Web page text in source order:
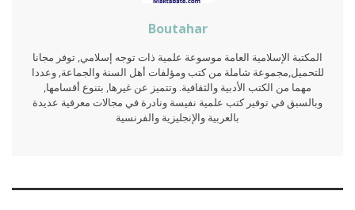
Boutahar
المكتبة الإسلامية العامة موسوعة علمية ذات توجه إسلامي, توفر مجانا
للتحميل,مجموعة شاملة من كتب ومؤلفات أهل السنة والجماعة, وعددا
مهما من الكتب الأدبية والثقافية. وتتميز عن غيرها, بتنوع أقسامها,
وبالسبق في توفير كتب علمية نفيسة ونادرة في مجالات معرفية عديدة
بالعربية والإنجليزية والفرنسية